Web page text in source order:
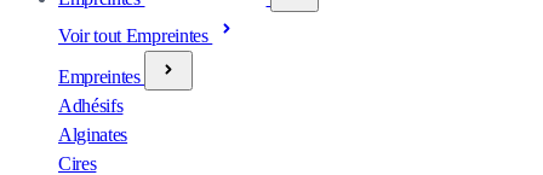
Voir tout Empreintes
Empreintes
Adhésifs
Alginates
Cires